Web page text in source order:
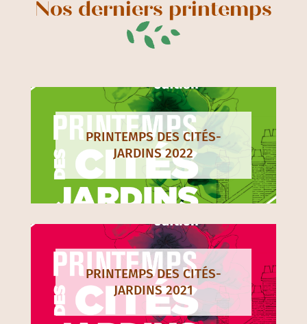
Nos derniers printemps
PRINTEMPS DES CITÉS-
JARDINS 2022
PRINTEMPS DES CITÉS-
JARDINS 2021